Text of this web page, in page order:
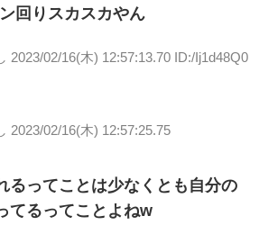
回りスカスカやん
2023/02/16(木) 12:57:13.70 ID:/Ij1d48Q0
2023/02/16(木) 12:57:25.75
るってことは少なくとも自分の
てるってことよねw